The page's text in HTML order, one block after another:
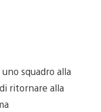
squadro alla
ritornare alla